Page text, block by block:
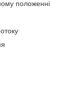
положенні